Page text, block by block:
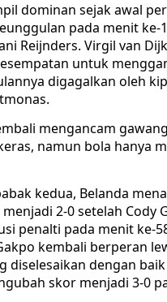
dominan sejak awal
pada menit ke-
Reijnders. Virgil van
untuk
digagalkan oleh
mengancam
namun bola hanya
kedua, Belanda
2-0 setelah Cody
penalti pada menit ke-
kembali berperan
diselesaikan dengan baik
skor menjadi 3-0